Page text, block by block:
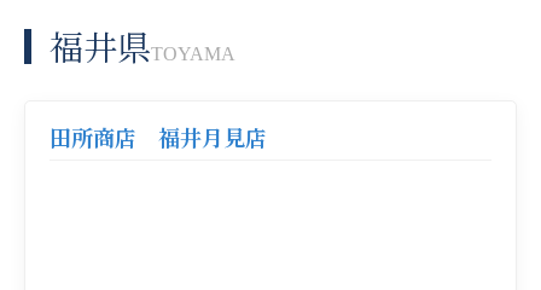
福井県TOYAMA
田所商店 福井月見店